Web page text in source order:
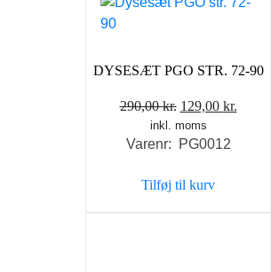
DYSESÆT PGO STR. 72-90
290,00kr. Den
oprindelige
pris
290,00 kr..
129,00 kr.
inkl. moms
Varenr: PG0012
Tilføj til kurv